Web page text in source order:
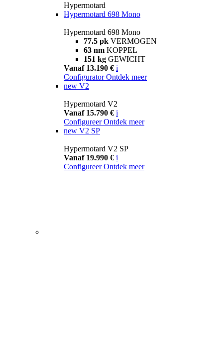
Hypermotard
Hypermotard 698 Mono
Hypermotard 698 Mono
77.5 pk VERMOGEN
63 nm KOPPEL
151 kg GEWICHT
Vanaf 13.190 € i
Configurator Ontdek meer
new V2
Hypermotard V2
Vanaf 15.790 € i
Configureer Ontdek meer
new V2 SP
Hypermotard V2 SP
Vanaf 19.990 € i
Configureer Ontdek meer